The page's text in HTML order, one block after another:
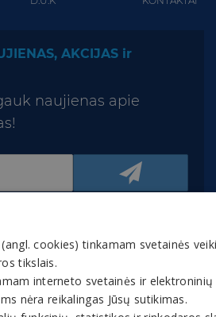
AKCIJAS ir
naujienas apie
Interneto tinklapio turinys,
vaizdinę medžiagą, grafinį
cookies) tinkamam svetainės
tikslais.
interneto svetainės ir elektroninių
nėra reikalingas Jūsų sutikimas.